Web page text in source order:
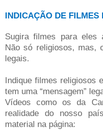
INDICAÇÃO DE FILMES
Sugira filmes para eles
Não só religiosos, mas,
legais.
Indique filmes religiosos
tem uma “mensagem”
Vídeos como os da
realidade do nosso
material na página: